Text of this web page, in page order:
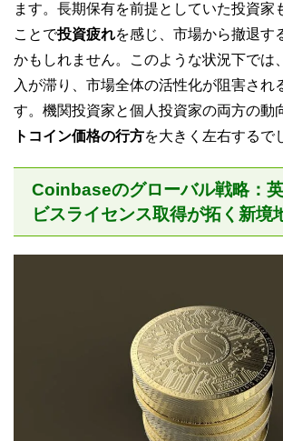
ます。長期保有を前提としていた投資家
ことで投資疲れを感じ、市場から撤退す
かもしれません。このような状況下では
入が滞り、市場全体の活性化が阻害され
す。機関投資家と個人投資家の両方の動
トコイン価格の行方を大きく左右するで
Coinbaseのグローバル戦略：
ビスライセンス取得が拓く新境